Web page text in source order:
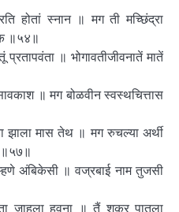
होतां स्नान ॥ मग ती मच्छिंद्रा
॥५४॥
॥ भोगावतीजीवनातें मातें
॥ मग बोळवीन स्वस्थचित्तास
झाला मास तेथ ॥ मग रुचल्या अर्थी
॥५७॥
अंबिकेसी ॥ वज्रबाई नाम तुजसी
जाहला हवना ॥ तैं शक्र पातला